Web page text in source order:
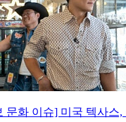
문화 이슈] 미국 텍사스